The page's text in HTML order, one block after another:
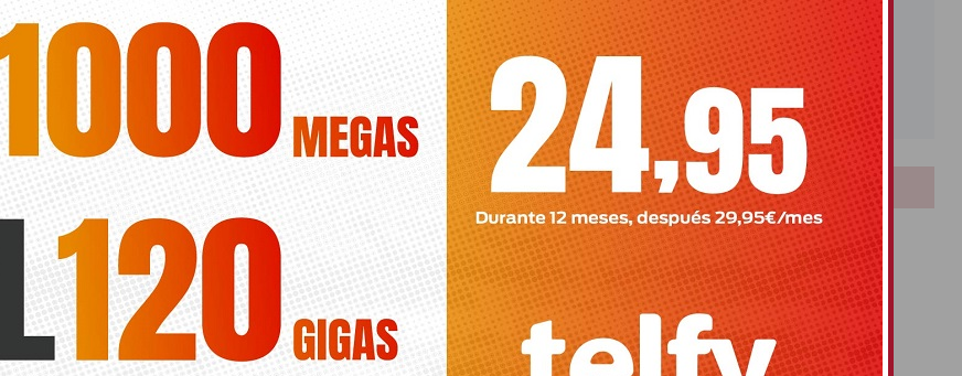
LOTERIAS
Bonoloto
Primitiva
El Gordo
Euromillones
Loteria
Once